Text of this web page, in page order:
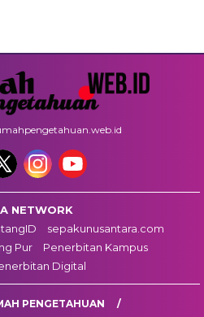
NETWORK
sepakunusantara.com
Pur
Penerbitan Kampus
Digital
PENGETAHUAN